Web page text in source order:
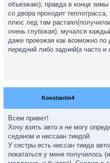
объезжаю); правда в конце
со двора проходит
плюс лед там
очень глубокая), мучался
даже проезжая как возможно по
передний либо задний(а часто и
Konstantin4
Всем привет!
Хочу взять авто и не могу
седаном и ниссаан тиидой.
У сестры есть ниссан тиида
покататься у меня получилось